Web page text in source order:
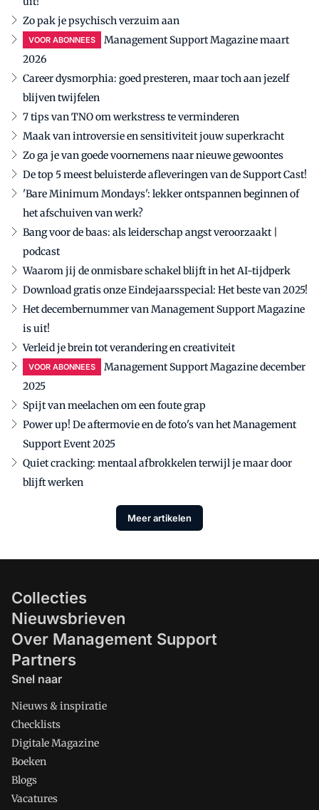
Zo pak je psychisch verzuim aan
VOOR ABONNEES
Management Support Magazine maart
2026
Career dysmorphia: goed presteren, maar toch aan jezelf
blijven twijfelen
7 tips van TNO om werkstress te verminderen
Maak van introversie en sensitiviteit jouw superkracht
Zo ga je van goede voornemens naar nieuwe gewoontes
De top 5 meest beluisterde afleveringen van de Support Cast!
'Bare Minimum Mondays': lekker ontspannen beginnen of
het afschuiven van werk?
Bang voor de baas: als leiderschap angst veroorzaakt |
podcast
Waarom jij de onmisbare schakel blijft in het AI-tijdperk
Download gratis onze Eindejaarsspecial: Het beste van 2025!
Het decembernummer van Management Support Magazine
is uit!
Verleid je brein tot verandering en creativiteit
VOOR ABONNEES
Management Support Magazine december
2025
Spijt van meelachen om een foute grap
Power up! De aftermovie en de foto's van het Management
Support Event 2025
Quiet cracking: mentaal afbrokkelen terwijl je maar door
blijft werken
Meer artikelen
Collecties
Nieuwsbrieven
Over Management Support
Partners
Snel naar
Nieuws & inspiratie
Checklists
Digitale Magazine
Boeken
Blogs
Vacatures